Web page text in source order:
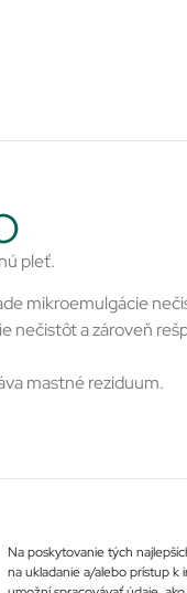
Na poskytovanie tých
na ukladanie a/alebo prístup k
pleť.
mikroemulgácie
nečistôt a zároveň
mastné reziduum.